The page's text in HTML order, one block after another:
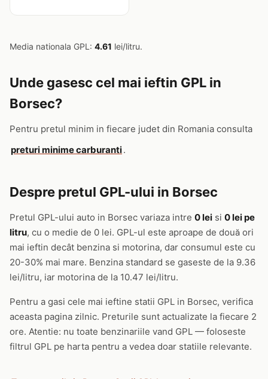
Media nationala GPL: 4.61 lei/litru.
Unde gasesc cel mai ieftin GPL in
Borsec?
Pentru pretul minim in fiecare judet din Romania consulta
preturi minime carburanti.
Despre pretul GPL-ului in Borsec
Pretul GPL-ului auto in Borsec variaza intre 0 lei si 0 lei pe
litru, cu o medie de 0 lei. GPL-ul este aproape de două ori
mai ieftin decât benzina si motorina, dar consumul este cu
20-30% mai mare. Benzina standard se gaseste de la 9.36
lei/litru, iar motorina de la 10.47 lei/litru.
Pentru a gasi cele mai ieftine statii GPL in Borsec, verifica
aceasta pagina zilnic. Preturile sunt actualizate la fiecare 2
ore. Atentie: nu toate benzinariile vand GPL — foloseste
filtrul GPL pe harta pentru a vedea doar statiile relevante.